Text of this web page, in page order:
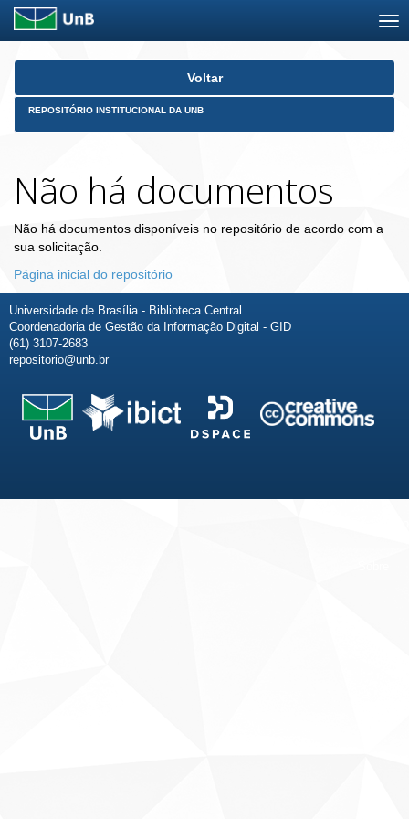
Skip
Voltar
REPOSITÓRIO INSTITUCIONAL DA UNB
Não há documentos
Não há documentos disponíveis no repositório de acordo com a
sua solicitação.
Página inicial do repositório
Universidade de Brasília - Biblioteca Central
Coordenadoria de Gestão da Informação Digital - GID
(61) 3107-2683
repositorio@unb.br